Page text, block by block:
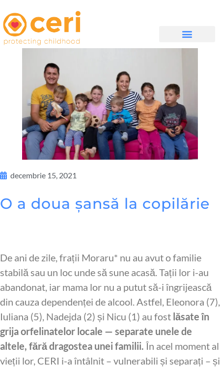
decembrie 15, 2021
O a doua șansă la copilărie
De ani de zile, frații Moraru* nu au avut o familie
stabilă sau un loc unde să sune acasă. Tații lor i-au
abandonat, iar mama lor nu a putut să-i îngrijească
din cauza dependenței de alcool. Astfel, Eleonora (7),
Iuliana (5), Nadejda (2) și Nicu (1) au fost lăsate în
grija orfelinatelor locale — separate unele de
altele, fără dragostea unei familii. În acel moment al
vieții lor, CERI i-a întâlnit – vulnerabili și separați – și